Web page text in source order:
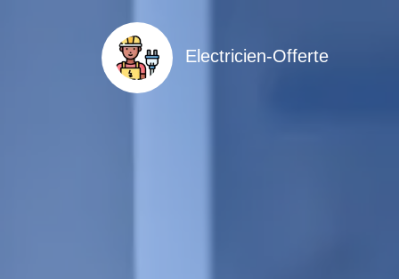
Electricien-Offerte